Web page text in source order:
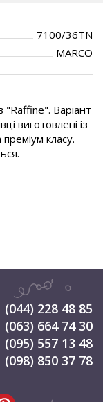
7100/36TN
MARCO
"Raffine". Варіант
виготовлені із
класу.
(044) 228 48 85
(063) 664 74 30
(095) 557 13 48
(098) 850 37 78